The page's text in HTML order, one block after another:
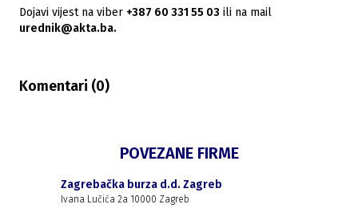
Dojavi vijest na viber +387 60 331 55 03 ili na mail
urednik@akta.ba.
Komentari (0)
POVEZANE FIRME
Zagrebačka burza d.d. Zagreb
Ivana Lučića 2a 10000 Zagreb